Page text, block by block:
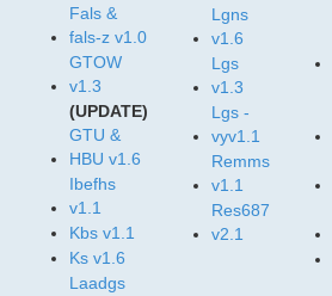
Fals &
fals-z v1.0
GTOW
v1.3
(UPDATE)
GTU &
HBU v1.6
Ibefhs
v1.1
Kbs v1.1
Ks v1.6
Laadgs
Lgns
v1.6
Lgs
v1.3
Lgs -
vyv1.1
Remms
v1.1
Res687
v2.1